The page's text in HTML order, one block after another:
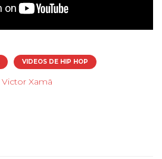
VIDEOS DE HIP HOP
Victor Xamã